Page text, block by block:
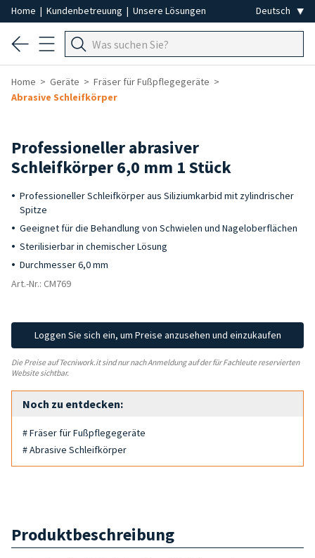
Home | Kundenbetreuung | Unsere Lösungen
Home Geräte
Fräser für Fußpflegegeräte
Abrasive Schleifkörper
Professioneller abrasiver
Schleifkörper 6,0 mm 1 Stück
Professioneller Schleifkörper aus Siliziumkarbid mit zylindrischer
Spitze
Geeignet für die Behandlung von Schwielen und Nageloberflächen
Sterilisierbar in chemischer Lösung
Durchmesser 6,0 mm
Art.-Nr.: CM769
Loggen Sie sich ein, um Preise anzusehen und einzukaufen
Die Preise auf Tecniwork.it sind nur nach Anmeldung auf der für Fachleute reservierten
Website sichtbar.
Noch zu entdecken:
# Fräser für Fußpflegegeräte
# Abrasive Schleifkörper
Produktbeschreibung